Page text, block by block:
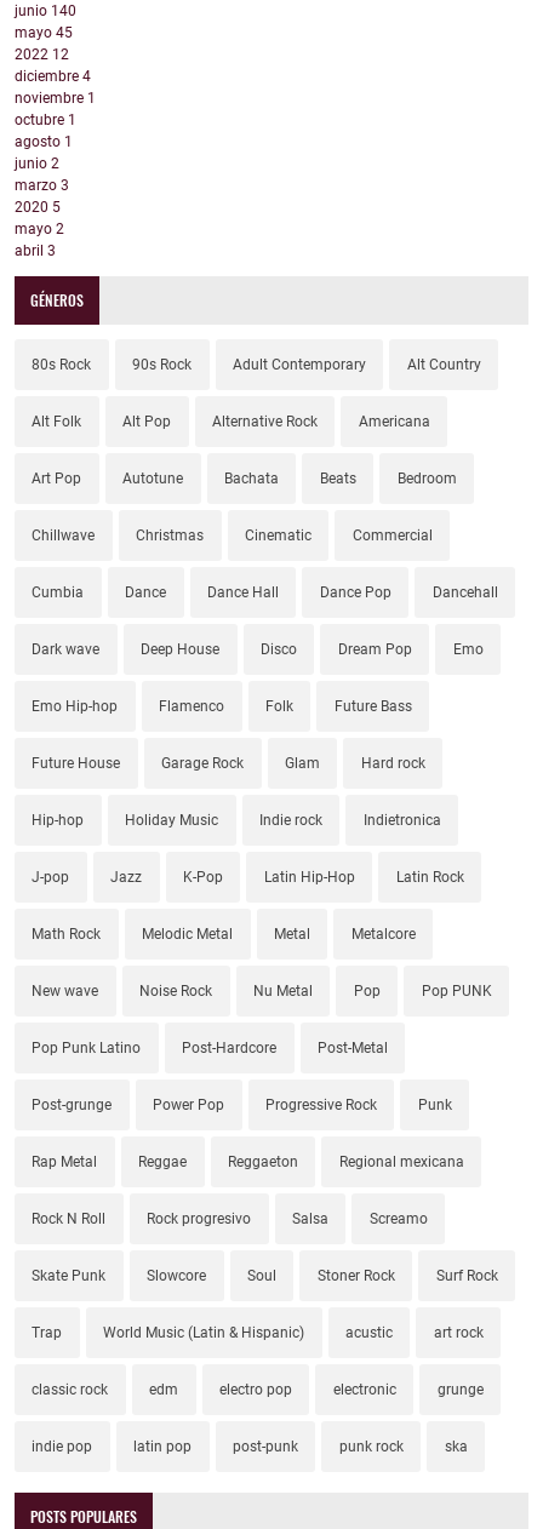
junio 140
mayo 45
2022 12
diciembre 4
noviembre 1
octubre 1
agosto 1
junio 2
marzo 3
2020 5
mayo 2
abril 3
GÉNEROS
80s Rock 90s Rock Adult Contemporary Alt Country
Alt Folk Alt Pop Alternative Rock Americana
Art Pop Autotune Bachata Beats Bedroom
Chillwave Christmas Cinematic Commercial
Cumbia Dance Dance Hall Dance Pop Dancehall
Dark wave Deep House Disco Dream Pop Emo
Emo Hip-hop Flamenco Folk Future Bass
Future House Garage Rock Glam Hard rock
Hip-hop Holiday Music Indie rock Indietronica
J-pop Jazz K-Pop Latin Hip-Hop Latin Rock
Math Rock Melodic Metal Metal Metalcore
New wave Noise Rock Nu Metal Pop Pop PUNK
Pop Punk Latino Post-Hardcore Post-Metal
Post-grunge Power Pop Progressive Rock Punk
Rap Metal Reggae Reggaeton Regional mexicana
Rock N Roll Rock progresivo Salsa Screamo
Skate Punk Slowcore Soul Stoner Rock Surf Rock
Trap World Music (Latin & Hispanic) acustic art rock
classic rock edm electro pop electronic grunge
indie pop latin pop post-punk punk rock ska
POSTS POPULARES